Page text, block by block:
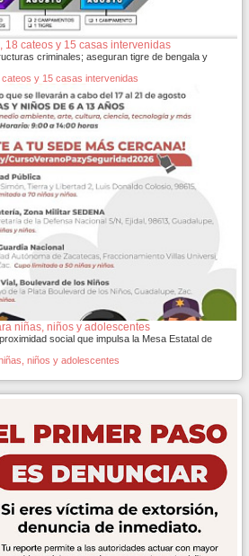
18 cateos y 15 casas intervenidas
criminales; aseguran tigre de bengala y
y 15 casas intervenidas
niñas, niños y adolescentes
social que impulsa la Mesa Estatal de
niños y adolescentes